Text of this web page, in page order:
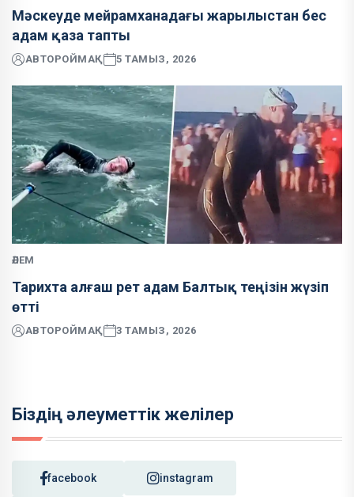
Мәскеуде мейрамханадағы жарылыстан бес
адам қаза тапты
АВТОРОЙМАҚ 5 ТАМЫЗ, 2026
ӘЛЕМ
Тарихта алғаш рет адам Балтық теңізін жүзіп
өтті
АВТОРОЙМАҚ 3 ТАМЫЗ, 2026
Біздің әлеуметтік желілер
facebook instagram